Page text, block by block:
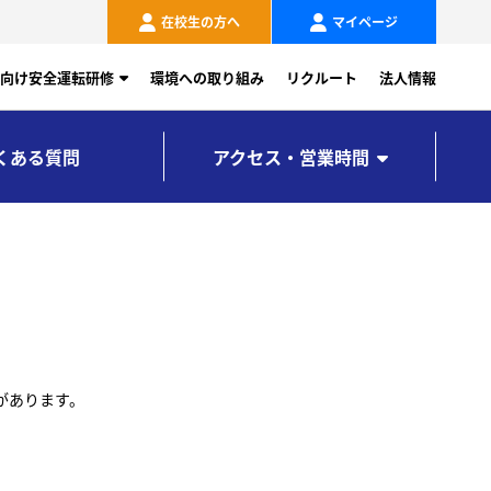
在校生の方へ マイページ
け安全運転研修 環境への取り組み リクルート 法人情報
ある質問 アクセス・営業時間
ります。